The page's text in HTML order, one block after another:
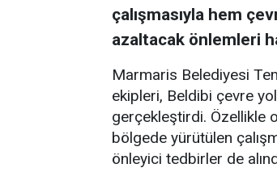
çalışmasıyla hem
azaltacak önlemleri
Marmaris Belediyesi
ekipleri, Beldibi çevre
gerçekleştirdi. Özellikle
bölgede yürütülen
önleyici tedbirler de